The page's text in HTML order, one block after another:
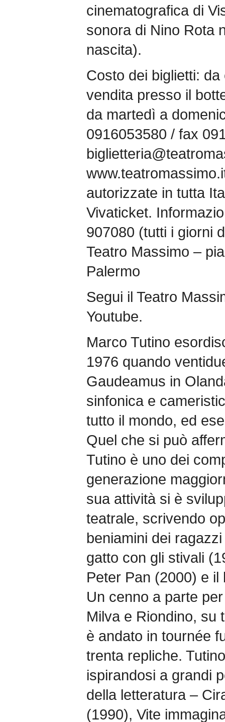
cinematografica di
sonora di Nino Rota
nascita).
Costo dei biglietti:
vendita presso il
da martedì a
0916053580 / fax
autorizzate in tutta
Vivaticket.
907080 (tutti i giorni
Teatro Massimo –
Palermo
Segui il Teatro
Youtube.
Marco Tutino
1976 quando
Gaudeamus in
sinfonica e
tutto il mondo, ed
Quel che si può
Tutino è uno dei
generazione
sua attività si è
teatrale, scrivendo
beniamini dei
gatto con gli stivali
Peter Pan (2000) e
Un cenno a parte
Milva e Riondino, su
è andato in tournée
trenta repliche.
ispirandosi a grandi
della letteratura –
(1990), Vite